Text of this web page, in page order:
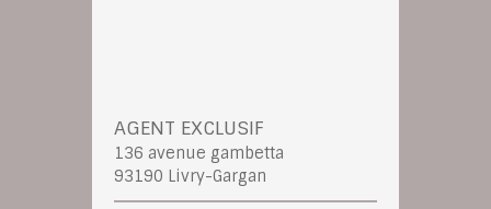
AGENT EXCLUSIF
136 avenue gambetta
93190 Livry-Gargan